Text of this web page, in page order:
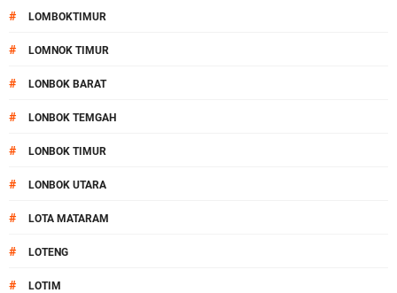
# LOMBOKTIMUR
# LOMNOK TIMUR
# LONBOK BARAT
# LONBOK TEMGAH
# LONBOK TIMUR
# LONBOK UTARA
# LOTA MATARAM
# LOTENG
# LOTIM